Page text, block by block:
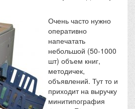
Очень часто нужно
оперативно
напечатать
небольшой (50-1000
шт) объем книг,
методичек,
объявлений. Тут то и
приходит на выручку
минитипография